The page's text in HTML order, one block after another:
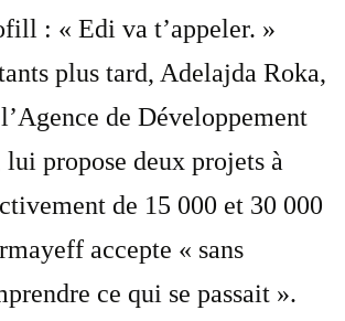
: « Edi va t’appeler. »
plus tard, Adelajda Roka,
de Développement
propose deux projets à
de 15 000 et 30 000
accepte « sans
ce qui se passait ».